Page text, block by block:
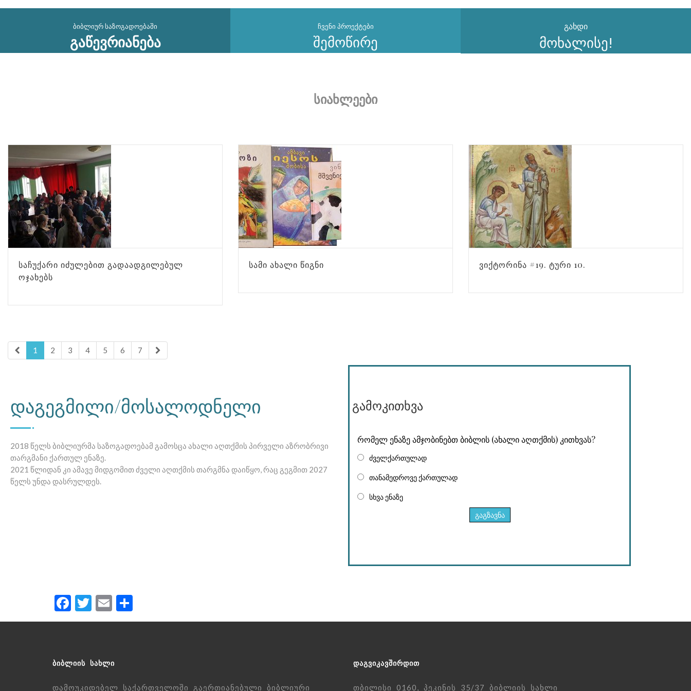
ბიბლიურ საზოგადოებაში
გაწევრიანება
ჩვენი პროექტები
შემოწირე
გახდი
მოხალისე!
სიახლეები
ᲡᲐᲩᲣᲥᲐᲠᲘ ᲘᲫᲣᲚᲔᲑᲘᲗ ᲒᲐᲓᲐᲐᲓᲒᲘᲚᲔᲑᲣᲚ
ᲝᲯᲐᲮᲔᲑᲡ
ᲡᲐᲛᲘ ᲐᲮᲐᲚᲘ ᲬᲘᲒᲜᲘ ᲕᲘᲥᲢᲝᲠᲘᲜᲐ #19. ᲢᲣᲠᲘ 10.
1 2 3 4 5 6 7
დაგეგმილი/მოსალოდნელი
2018 წელს ბიბლიურმა საზოგადოებამ გამოსცა ახალი აღთქმის პირველი აზრობრივი
თარგმანი ქართულ ენაზე.
2021 წლიდან კი ამავე მიდგომით ძველი აღთქმის თარგმნა დაიწყო, რაც გეგმით 2027
წელს უნდა დასრულდეს.
გამოკითხვა
რომელ ენაზე ამჯობინებთ ბიბლის (ახალი აღთქმის) კითხვას?
ძველქართულად
თანამედროვე ქართულად
სხვა ენაზე
გაგზავნა
Facebook
Twitter
Email
ᲑᲘᲑᲚᲘᲘᲡ ᲡᲐᲮᲚᲘ
დამოუკიდებელ საქართველოში გაერთიანებული ბიბლიური
ᲓᲐᲒᲕᲘᲙᲐᲕᲨᲘᲠᲓᲘᲗ
თბილისი 0160, პეკინის 35/37 ბიბლიის სახლი